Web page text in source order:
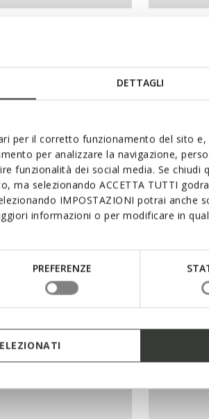
DETTAGLI
per il corretto funzionamento del sito
per analizzare la navigazione,
funzionalità dei social media. Se chiudi
ma selezionando ACCETTA TUTTI
IMPOSTAZIONI potrai anche
informazioni o per modificare in
PREFERENZE
PLUS WR MAN